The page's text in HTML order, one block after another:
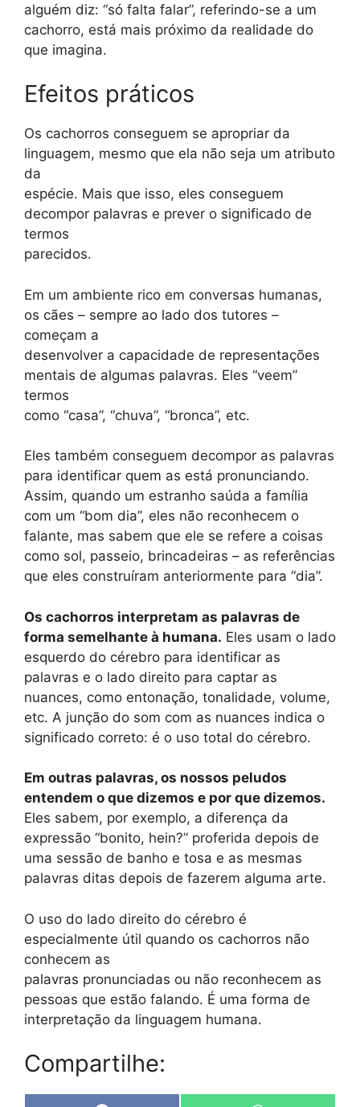
alguém diz: “só falta falar”, referindo-se a um
cachorro, está mais próximo da realidade do
que imagina.
Efeitos práticos
Os cachorros conseguem se apropriar da
linguagem, mesmo que ela não seja um atributo
da
espécie. Mais que isso, eles conseguem
decompor palavras e prever o significado de
termos
parecidos.
Em um ambiente rico em conversas humanas,
os cães – sempre ao lado dos tutores –
começam a
desenvolver a capacidade de representações
mentais de algumas palavras. Eles “veem”
termos
como “casa”, “chuva”, “bronca”, etc.
Eles também conseguem decompor as palavras
para identificar quem as está pronunciando.
Assim, quando um estranho saúda a família
com um “bom dia”, eles não reconhecem o
falante, mas sabem que ele se refere a coisas
como sol, passeio, brincadeiras – as referências
que eles construíram anteriormente para “dia”.
Os cachorros interpretam as palavras de
forma semelhante à humana. Eles usam o lado
esquerdo do cérebro para identificar as
palavras e o lado direito para captar as
nuances, como entonação, tonalidade, volume,
etc. A junção do som com as nuances indica o
significado correto: é o uso total do cérebro.
Em outras palavras, os nossos peludos
entendem o que dizemos e por que dizemos.
Eles sabem, por exemplo, a diferença da
expressão “bonito, hein?” proferida depois de
uma sessão de banho e tosa e as mesmas
palavras ditas depois de fazerem alguma arte.
O uso do lado direito do cérebro é
especialmente útil quando os cachorros não
conhecem as
palavras pronunciadas ou não reconhecem as
pessoas que estão falando. É uma forma de
interpretação da linguagem humana.
Compartilhe: